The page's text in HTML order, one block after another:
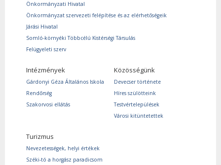
Önkormányzati Hivatal
Önkormányzat szervezeti felépítése és az elérhetőségeik
Járási Hivatal
Somló-környéki Többcélú Kistérségi Társulás
Felügyeleti szerv
Intézmények
Gárdonyi Géza Általános Iskola
Rendőrség
Szakorvosi ellátás
Közösségünk
Devecser története
Híres szülötteink
Testvértelepülések
Városi kitüntetettek
Turizmus
Nevezetességek, helyi értékek
Széki-tó a horgász paradicsom